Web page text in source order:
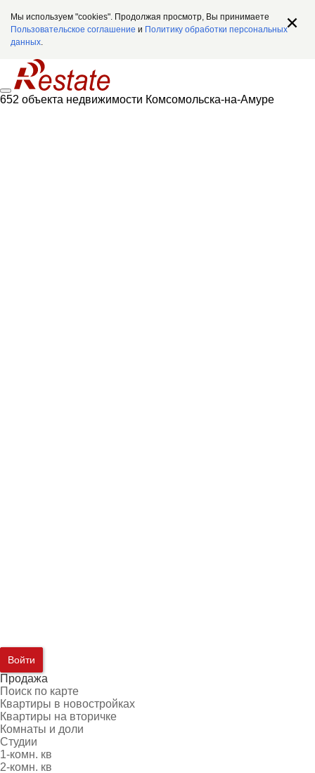
Мы используем "cookies". Продолжая просмотр, Вы принимаете
Пользовательское соглашение и Политику обработки персональных
данных.
652 объекта недвижимости Комсомольска-на-Амуре
Войти
Продажа
Поиск по карте
Квартиры в новостройках
Квартиры на вторичке
Комнаты и доли
Студии
1-комн. кв
2-комн. кв